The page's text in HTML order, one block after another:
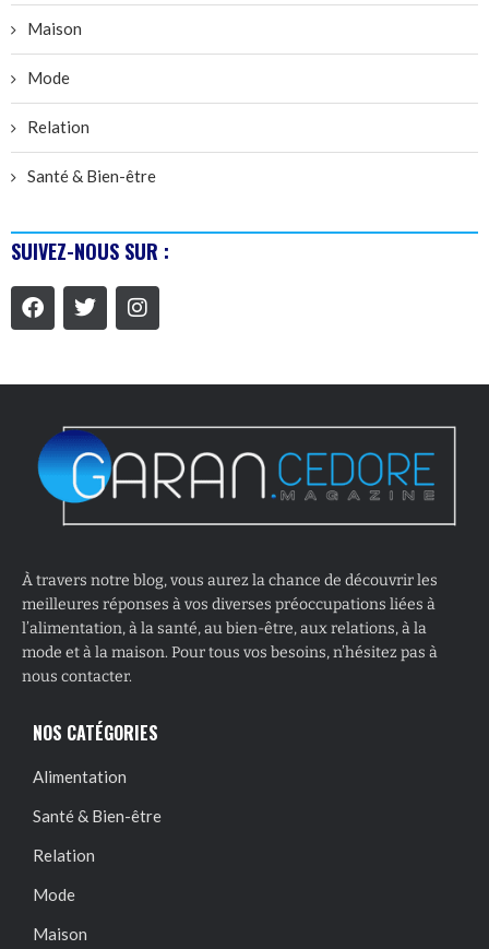
Maison
Mode
Relation
Santé & Bien-être
SUIVEZ-NOUS SUR :
À travers notre blog, vous aurez la chance de découvrir les
meilleures réponses à vos diverses préoccupations liées à
l’alimentation, à la santé, au bien-être, aux relations, à la
mode et à la maison. Pour tous vos besoins, n’hésitez pas à
nous contacter.
NOS CATÉGORIES
Alimentation
Santé & Bien-être
Relation
Mode
Maison